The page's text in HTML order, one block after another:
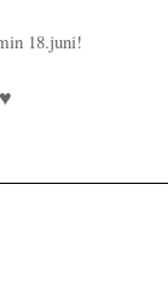
18.juni!